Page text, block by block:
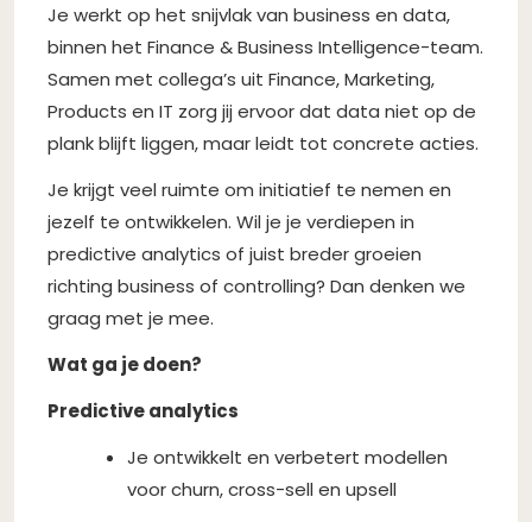
Je werkt op het snijvlak van business en data,
binnen het Finance & Business Intelligence-team.
Samen met collega’s uit Finance, Marketing,
Products en IT zorg jij ervoor dat data niet op de
plank blijft liggen, maar leidt tot concrete acties.
Je krijgt veel ruimte om initiatief te nemen en
jezelf te ontwikkelen. Wil je je verdiepen in
predictive analytics of juist breder groeien
richting business of controlling? Dan denken we
graag met je mee.
Wat ga je doen?
Predictive analytics
Je ontwikkelt en verbetert modellen
voor churn, cross-sell en upsell